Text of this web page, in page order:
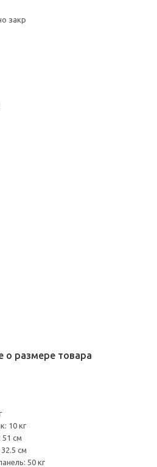
закр
о размере товара
10 кг
см
см
50 кг